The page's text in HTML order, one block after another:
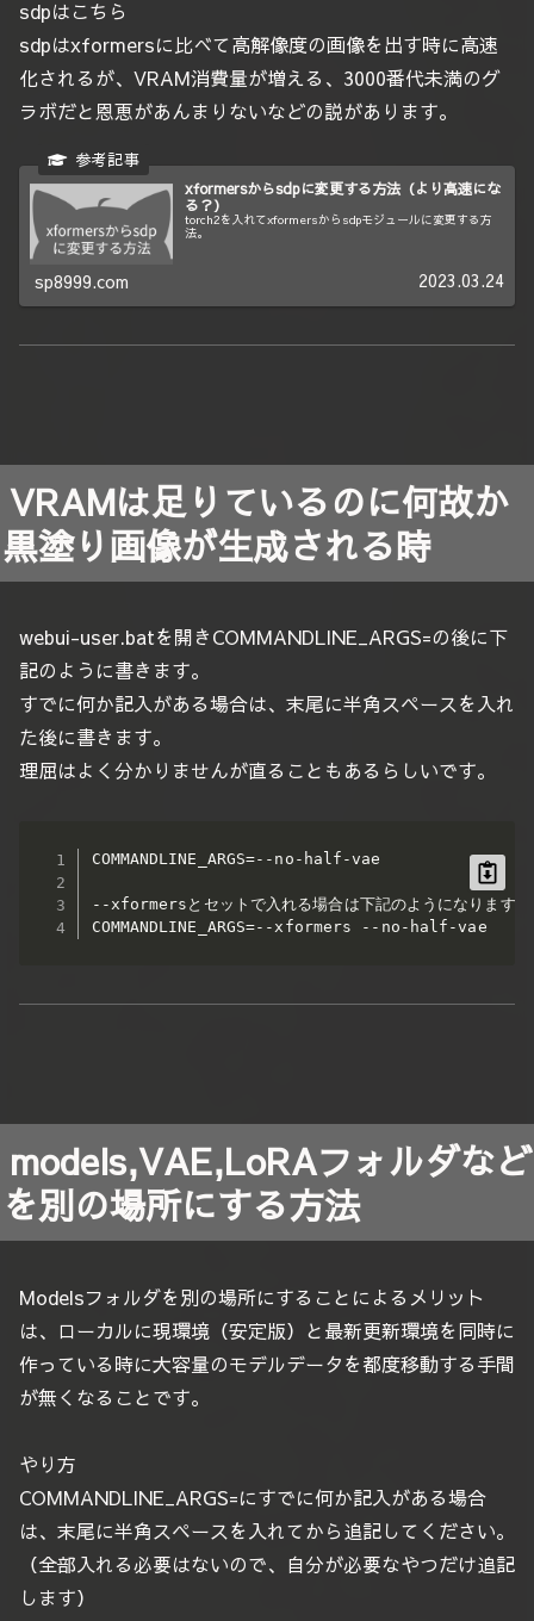
sdpはこちら
sdpはxformersに比べて高解像度の画像を出す時に高速
化されるが、VRAM消費量が増える、3000番代未満のグ
ラボだと恩恵があんまりないなどの説があります。
xformersからsdpに変更する方法（より高速にな
る？）
torch2を入れてxformersからsdpモジュールに変更する方
法。
sp8999.com 2023.03.24
VRAMは足りているのに何故か
黒塗り画像が生成される時
webui-user.batを開きCOMMANDLINE_ARGS=の後に下
記のように書きます。
すでに何か記入がある場合は、末尾に半角スペースを入れ
た後に書きます。
理屈はよく分かりませんが直ることもあるらしいです。
COMMANDLINE_ARGS=--no-half-vae
--xformersとセットで入れる場合は下記のようになります。
COMMANDLINE_ARGS=--xformers --no-half-vae
models,VAE,LoRAフォルダなど
を別の場所にする方法
Modelsフォルダを別の場所にすることによるメリット
は、ローカルに現環境（安定版）と最新更新環境を同時に
作っている時に大容量のモデルデータを都度移動する手間
が無くなることです。
やり方
COMMANDLINE_ARGS=にすでに何か記入がある場合
は、末尾に半角スペースを入れてから追記してください。
（全部入れる必要はないので、自分が必要なやつだけ追記
します）